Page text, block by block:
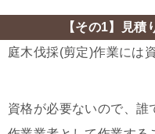
【その1】見積
庭木伐採(剪定)作業には
資格が必要ないので、誰